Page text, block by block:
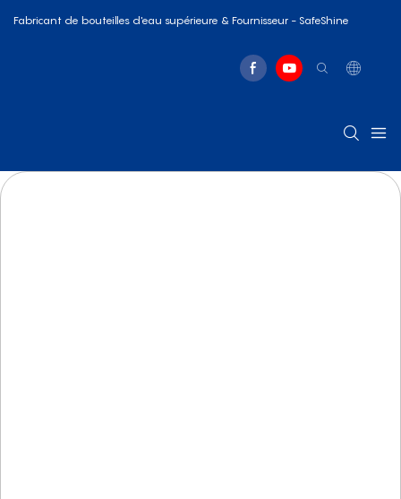
Fabricant de bouteilles d'eau supérieure & Fournisseur - SafeShine